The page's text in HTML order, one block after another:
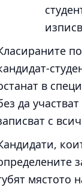
в
да
с
мястото